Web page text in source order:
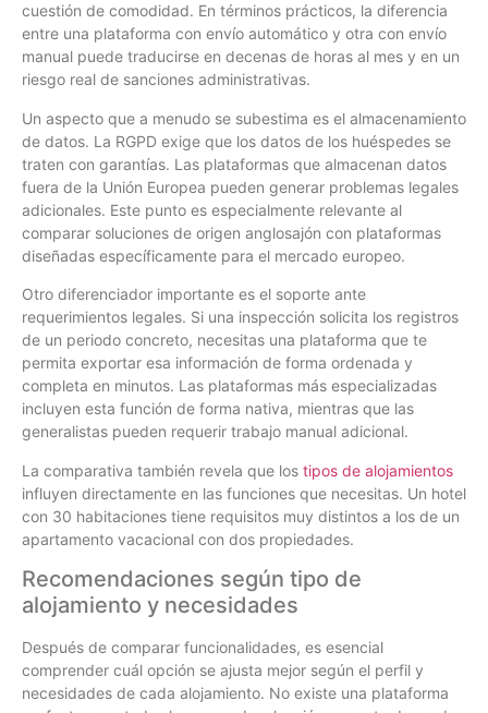
cuestión de comodidad. En términos prácticos, la diferencia
entre una plataforma con envío automático y otra con envío
manual puede traducirse en decenas de horas al mes y en un
riesgo real de sanciones administrativas.
Un aspecto que a menudo se subestima es el almacenamiento
de datos. La RGPD exige que los datos de los huéspedes se
traten con garantías. Las plataformas que almacenan datos
fuera de la Unión Europea pueden generar problemas legales
adicionales. Este punto es especialmente relevante al
comparar soluciones de origen anglosajón con plataformas
diseñadas específicamente para el mercado europeo.
Otro diferenciador importante es el soporte ante
requerimientos legales. Si una inspección solicita los registros
de un periodo concreto, necesitas una plataforma que te
permita exportar esa información de forma ordenada y
completa en minutos. Las plataformas más especializadas
incluyen esta función de forma nativa, mientras que las
generalistas pueden requerir trabajo manual adicional.
La comparativa también revela que los tipos de alojamientos
influyen directamente en las funciones que necesitas. Un hotel
con 30 habitaciones tiene requisitos muy distintos a los de un
apartamento vacacional con dos propiedades.
Recomendaciones según tipo de
alojamiento y necesidades
Después de comparar funcionalidades, es esencial
comprender cuál opción se ajusta mejor según el perfil y
necesidades de cada alojamiento. No existe una plataforma